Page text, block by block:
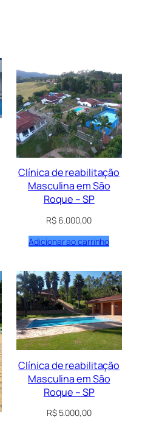
Clínica de reabilitação
Masculina em São
Roque – SP
R$ 6.000,00
Adicionar ao carrinho
Clínica de reabilitação
Masculina em São
Roque – SP
R$5.000,00